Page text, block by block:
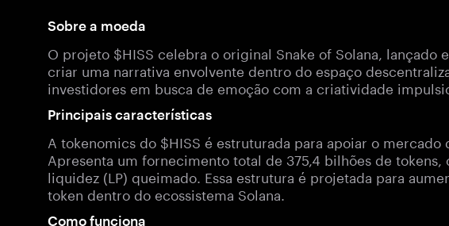
Sobre a moeda
O projeto $HISS celebra o original Snake of Solana, lançado
criar uma narrativa envolvente dentro do espaço
investidores em busca de emoção com a criatividade
Principais características
A tokenomics do $HISS é estruturada para apoiar o mercado
Apresenta um fornecimento total de 375,4 bilhões de tokens,
liquidez (LP) queimado. Essa estrutura é projetada para
token dentro do ecossistema Solana.
Como funciona